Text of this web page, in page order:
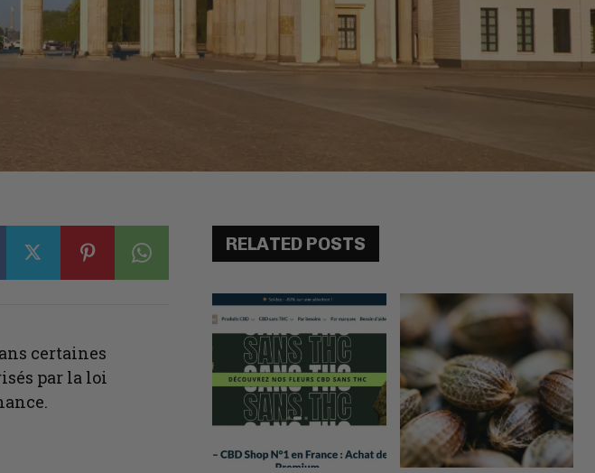
certaines
par la loi
RELATED POSTS